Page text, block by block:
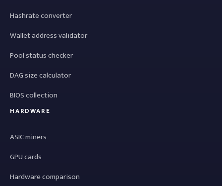
Hashrate converter
Wallet address validator
Pool status checker
DAG size calculator
BIOS collection
HARDWARE
ASIC miners
GPU cards
Hardware comparison